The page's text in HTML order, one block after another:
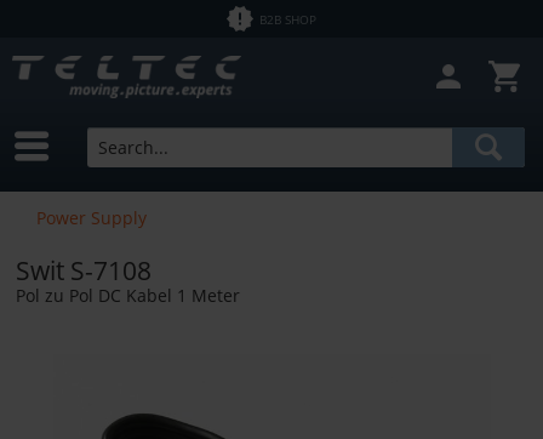
B2B SHOP
Power Supply
Swit S-7108
Pol zu Pol DC Kabel 1 Meter